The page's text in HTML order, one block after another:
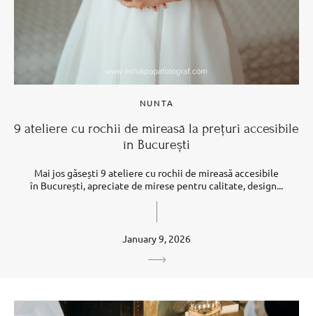
NUNTA
9 ateliere cu rochii de mireasă la prețuri accesibile
în București
Mai jos găsești 9 ateliere cu rochii de mireasă accesibile
în București, apreciate de mirese pentru calitate, design...
January 9, 2026